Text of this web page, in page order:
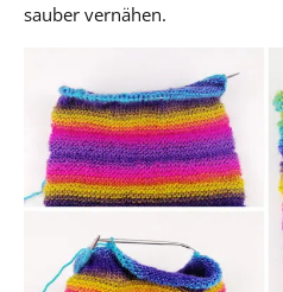
sauber vernähen.